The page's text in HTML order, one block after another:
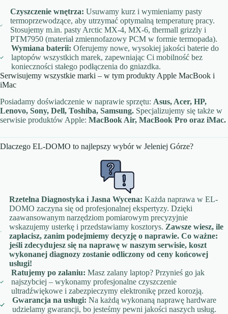
Czyszczenie wnętrza: Usuwamy kurz i wymieniamy pasty
termoprzewodzące, aby utrzymać optymalną temperaturę pracy.
Stosujemy m.in. pasty Arctic MX-4, MX-6, thermall grizzly i
PTM7950 (materiał zmiennofazowy PCM w formie termopada).
Wymiana baterii: Oferujemy nowe, wysokiej jakości baterie do
laptopów wszystkich marek, zapewniając Ci mobilność bez
konieczności stałego podłączenia do gniazdka.
Serwisujemy wszystkie marki – w tym produkty Apple MacBook i
iMac
Posiadamy doświadczenie w naprawie sprzętu: Asus, Acer, HP,
Lenovo, Sony, Dell, Toshiba, Samsung. Specjalizujemy się także w
serwisie produktów Apple: MacBook Air, MacBook Pro oraz iMac.
Dlaczego EL-DOMO to najlepszy wybór w Jeleniej Górze?
Rzetelna Diagnostyka i Jasna Wycena: Każda naprawa w EL-
DOMO zaczyna się od profesjonalnej ekspertyzy. Dzięki
zaawansowanym narzędziom pomiarowym precyzyjnie
wskazujemy usterkę i przedstawiamy kosztorys. Zawsze wiesz, ile
zapłacisz, zanim podejmiemy decyzję o naprawie. Co ważne:
jeśli zdecydujesz się na naprawę w naszym serwisie, koszt
wykonanej diagnozy zostanie odliczony od ceny końcowej
usługi!
Ratujemy po zalaniu: Masz zalany laptop? Przynieś go jak
najszybciej – wykonamy profesjonalne czyszczenie
ultradźwiękowe i zabezpieczymy elektronikę przed korozją.
Gwarancja na usługi: Na każdą wykonaną naprawę hardware
udzielamy gwarancji, bo jesteśmy pewni jakości naszych usług.